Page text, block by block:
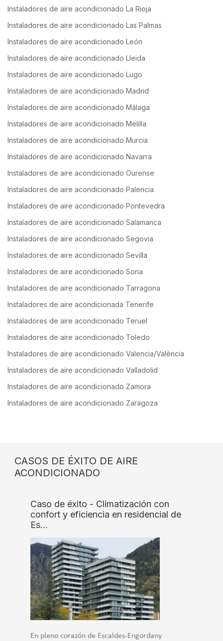
Instaladores de aire acondicionado La Rioja
Instaladores de aire acondicionado Las Palmas
Instaladores de aire acondicionado León
Instaladores de aire acondicionado Lleida
Instaladores de aire acondicionado Lugo
Instaladores de aire acondicionado Madrid
Instaladores de aire acondicionado Málaga
Instaladores de aire acondicionado Melilla
Instaladores de aire acondicionado Murcia
Instaladores de aire acondicionado Navarra
Instaladores de aire acondicionado Ourense
Instaladores de aire acondicionado Palencia
Instaladores de aire acondicionado Pontevedra
Instaladores de aire acondicionado Salamanca
Instaladores de aire acondicionado Segovia
Instaladores de aire acondicionado Sevilla
Instaladores de aire acondicionado Soria
Instaladores de aire acondicionado Tarragona
Instaladores de aire acondicionada Tenerife
Instaladores de aire acondicionado Teruel
Instaladores de aire acondicionado Toledo
Instaladores de aire acondicionado Valencia/València
Instaladores de aire acondicionado Valladolid
Instaladores de aire acondicionado Zamora
Instaladores de aire acondicionado Zaragoza
CASOS DE ÉXITO DE AIRE
ACONDICIONADO
Caso de éxito - Climatización con
confort y eficiencia en residencial de
Es…
En pleno corazón de Escaldes-Engordany